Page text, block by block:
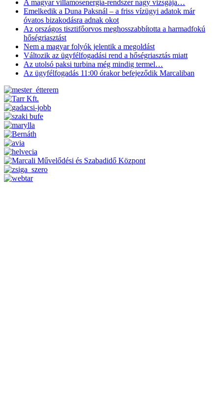
A magyar villamosenergia-rendszer nagy vizsgája…
Emelkedik a Duna Paksnál – a friss vízügyi adatok már
óvatos bizakodásra adnak okot
Az országos tisztifőorvos meghosszabbította a harmadfokú
hőségriasztást
Nem a magyar folyók jelentik a megoldást
Változik az ügyfélfogadási rend a hőségriasztás miatt
Az utolsó paksi turbina még mindig termel…
Az ügyfélfogadás 11:00 órakor befejeződik Marcaliban